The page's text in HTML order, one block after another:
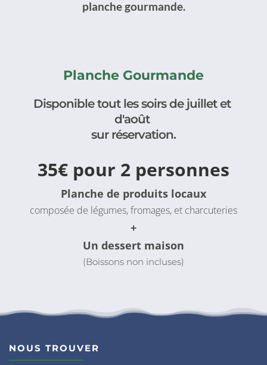
planche gourmande.
Planche Gourmande
Disponible tout les soirs de juillet et
d'août
sur réservation.
35€ pour 2 personnes
Planche de produits locaux
composée de légumes, fromages, et charcuteries
+
Un dessert maison
(Boissons non incluses)
NOUS TROUVER